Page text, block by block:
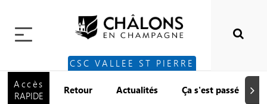
CSC VALLEE ST PIERRE
Accès
RAPIDE
Retour Actualités Ça s'est passé